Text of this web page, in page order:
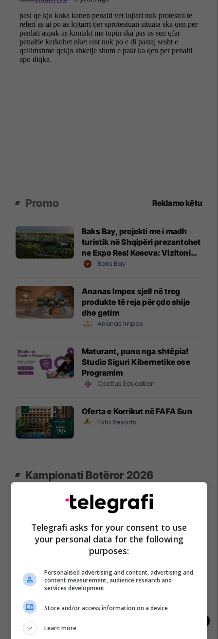
Promo Reklamo këtu
Baks Bay, projekti me i madh
turistik në Shqipëri prezantohet
ne Expo Real Kosova: Vizitoni
shtandin dhe zbuloni
Baks Bay
Ananas Impex sjell në treg
produkte të reja për çdo shije
dhe gatim
Ananas Impex
Maturant, puno nga shtëpia!
Studio Siguri Kibernetike ose
Programim
Cacttus Education
Oferta e Korrikut në FAFA Sun
Fafa Resorts
Kampionati Botëror 2026
Kampionatet Botërore: Një histori e
lavdisë, legjendave dhe
kampionëve
Kupa e Botës 2026
me tri maskota zyrtare
Telegrafi asks for your consent to use
your personal data for the following
purposes:
Personalised advertising and content, advertising and
content measurement, audience research and
services development
Store and/or access information on a device
Learn more